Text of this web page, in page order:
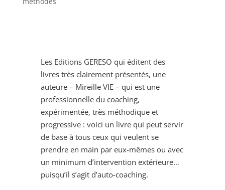
Les Editions GERESO qui éditent des
livres très clairement présentés, une
auteure – Mireille VIE – qui est une
professionnelle du coaching,
expérimentée, très méthodique et
progressive : voici un livre qui peut servir
de base à tous ceux qui veulent se
prendre en main par eux-mêmes ou avec
un minimum d’intervention extérieure…
puisqu’il s’agit d’auto-coaching.